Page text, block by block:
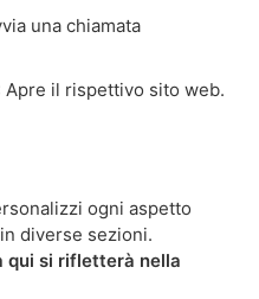
una chiamata
Apre il rispettivo sito web.
ogni aspetto
diverse sezioni.
qui si rifletterà nella